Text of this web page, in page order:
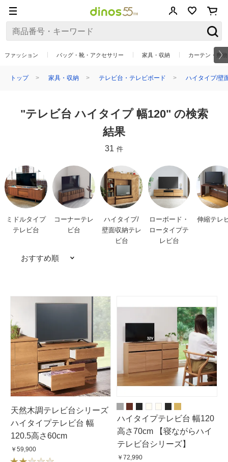
ファッション バッグ・靴・アクセサリー 家具・収納 カーテン・敷
トップ 家具・収納 テレビ台・テレビボード ハイタイプ/壁
"テレビ台 ハイタイプ 幅120" の検索
結果
31 件
ミドルタイプ
テレビ台
コーナーテレ
ビ台
ハイタイプ/
壁面収納テレ
ビ台
ローボード・
ロータイプテ
レビ台
伸縮テレ
おすすめ順
天然木調テレビ台シリーズ
ハイタイプテレビ台 幅
120.5高さ60cm
￥59,900
ハイタイプテレビ台 幅120
高さ70cm 【寝ながらハイ
テレビ台シリーズ】
￥72,990